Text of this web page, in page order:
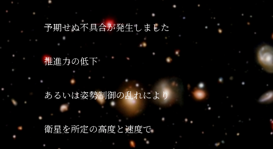
予期せぬ不具合が発生しました
推進力の低下
あるいは姿勢制御の乱れにより
衛星を所定の高度と速度で